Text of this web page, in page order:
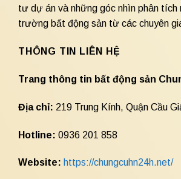
tư dự án và những góc nhìn phân tích
trường bất động sản từ các chuyên
THÔNG TIN LIÊN HỆ
Trang thông tin bất động sản
Địa chỉ: 219 Trung Kính, Quận Cầu
Hotline: 0936 201 858
Website: https://chungcuhn24h.net/